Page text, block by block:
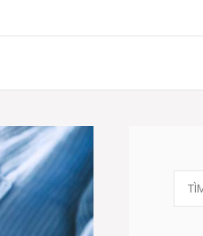
Tìm
kiếm